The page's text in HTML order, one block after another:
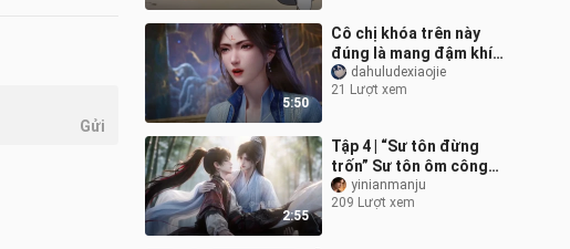
5:50
Cô chị khóa trên này
đúng là mang đậm khí
chất ma quỷ!
dahuludexiaojie
21 Lượt xem
2:55
Tập 4 | “Sư tôn đừng
trốn” Sư tôn ôm công
chúa, dỗ dành tiểu đồ nhi
yinianmanju
209 Lượt xem
Gửi